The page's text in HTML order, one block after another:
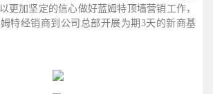
更加坚定的信心做好蓝姆特顶墙营销工作，
特经销商到公司总部开展为期3天的新商基